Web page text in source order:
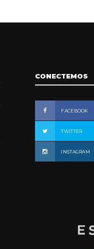
CONECTEMOS
FACEBOOK
TWITTER
INSTAGRAM